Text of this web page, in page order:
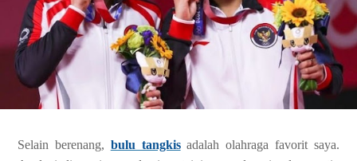
Selain berenang, bulu tangkisadalah olahraga favorit saya.